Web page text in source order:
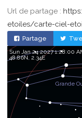
Url de partage :
etoiles/carte-ciel-
Partage
Sun Jan 24 2027 1:28:00
48.86, 2.34